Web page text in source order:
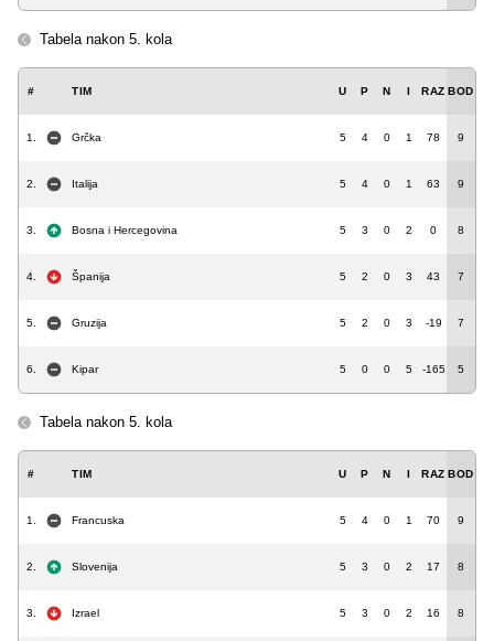
Tabela nakon 5. kola
# TIM U P N I RAZ BOD
1. Grčka 5 4 0 1 78 9
2. Italija 5 4 0 1 63 9
3. Bosna i Hercegovina 5 3 0 2 0 8
4. Španija 5 2 0 3 43 7
5. Gruzija 5 2 0 3 -19 7
6. Kipar 5 0 0 5 -165 5
Tabela nakon 5. kola
# TIM U P N I RAZ BOD
1. Francuska 5 4 0 1 70 9
2. Slovenija 5 3 0 2 17 8
3. Izrael 5 3 0 2 16 8